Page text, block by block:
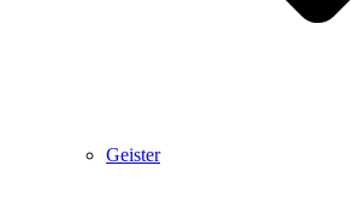
Geister